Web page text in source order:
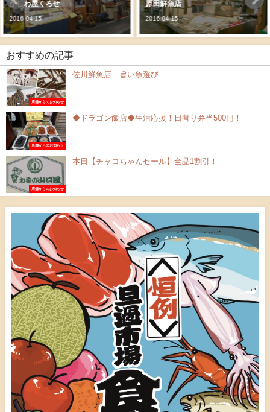
かしわ屋くろせ
2016-04-15
原田鮮魚店
2016-04-15
おすすめの記事
店舗からのお知らせ
佐川鮮魚店 旨い魚選び.
店舗からのお知らせ
◆ドラゴン飯店◆生活応援！日替り弁当500円！
店舗からのお知らせ
本日【チャコちゃんセール】全品1割引！